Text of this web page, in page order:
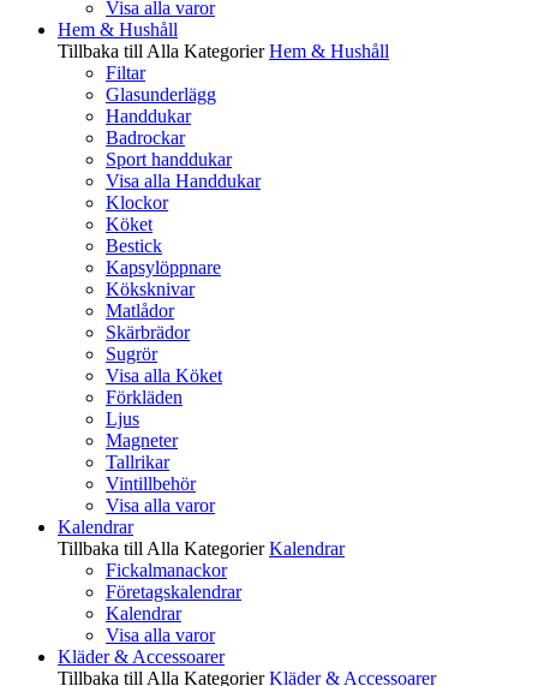
Visa alla varor
Hem & Hushåll
Tillbaka till Alla Kategorier Hem & Hushåll
Filtar
Glasunderlägg
Handdukar
Badrockar
Sport handdukar
Visa alla Handdukar
Klockor
Köket
Bestick
Kapsylöppnare
Köksknivar
Matlådor
Skärbrädor
Sugrör
Visa alla Köket
Förkläden
Ljus
Magneter
Tallrikar
Vintillbehör
Visa alla varor
Kalendrar
Tillbaka till Alla Kategorier Kalendrar
Fickalmanackor
Företagskalendrar
Kalendrar
Visa alla varor
Kläder & Accessoarer
Tillbaka till Alla Kategorier Kläder & Accessoarer